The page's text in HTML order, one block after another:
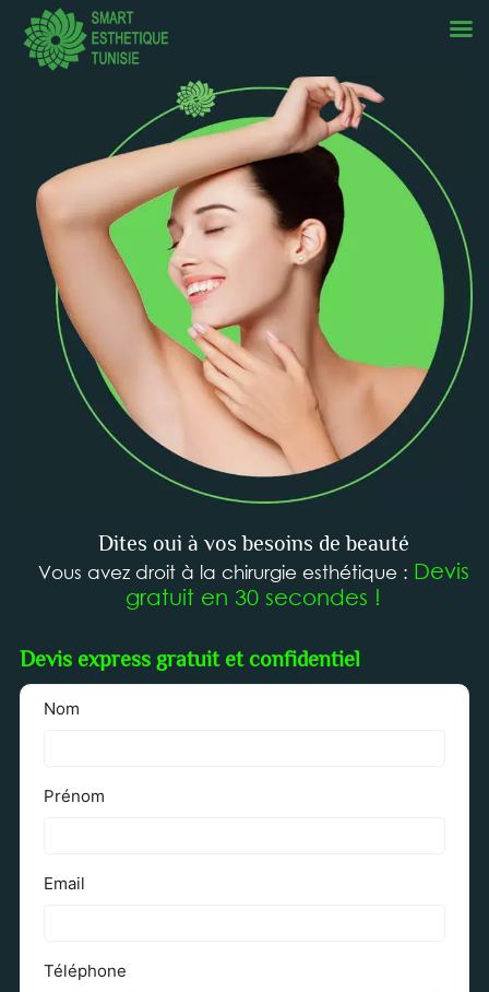
Dites oui à vos besoins de beauté
Vous avez droit à la chirurgie esthétique : Devis
gratuit en 30 secondes !
Devis express gratuit et confidentiel